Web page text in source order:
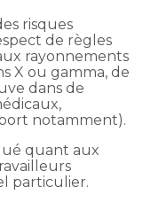
risques
de règles
rayonnements
X ou gamma, de
dans de
notamment).
quant aux
particulier.